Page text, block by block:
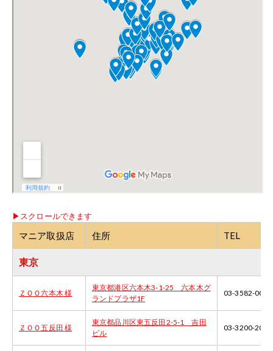
マニア取扱店 住所 TEL
東京
ＺＯＯ六本木 様
東京都港区六本木3-1-25 六本木グ
ランドプラザ1F
03-3582-0002
ＺＯＯ五反田 様
東京都品川区東五反田2-5-1 吉田
ビル
03-3200-2002